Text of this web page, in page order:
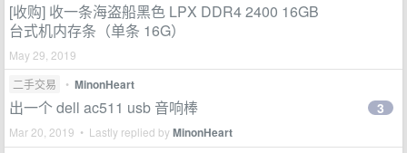
[收购] 收一条海盗船黑色 LPX DDR4 2400 16GB
台式机内存条（单条 16G）
May 29, 2019
二手交易
• MinonHeart
出一个 dell ac511 usb 音响棒
Mar 20, 2019 • Lastly replied byMinonHeart
3